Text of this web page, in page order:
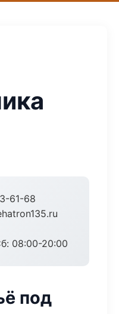
61-68
08:00-20:00
под